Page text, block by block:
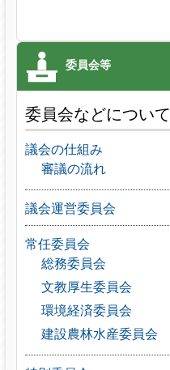
委員会などについて
議会の仕組み
審議の流れ
議会運営委員会
常任委員会
総務委員会
文教厚生委員会
環境経済委員会
建設農林水産委員会